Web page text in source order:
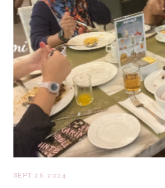
SEPT 26, 2024